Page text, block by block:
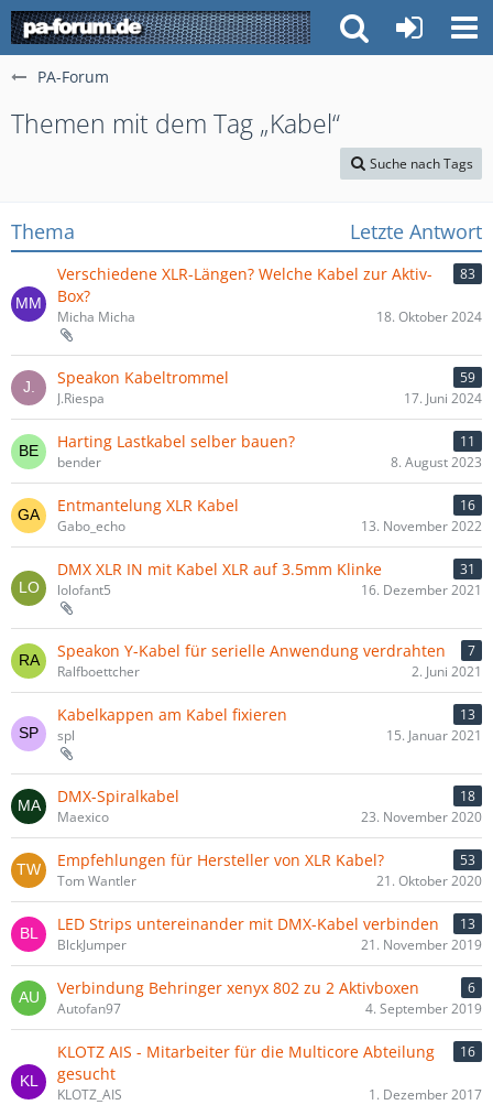
PA-Forum
Themen mit dem Tag „Kabel“
Suche nach Tags
Thema Letzte Antwort
Verschiedene XLR-Längen? Welche Kabel zur Aktiv-
Box?
83
Micha Micha 18. Oktober 2024
Speakon Kabeltrommel
59
J.Riespa
17. Juni 2024
Harting Lastkabel selber bauen?
11
bender
8. August 2023
Entmantelung XLR Kabel
16
Gabo_echo
13. November 2022
DMX XLR IN mit Kabel XLR auf 3.5mm Klinke
31
lolofant5
16. Dezember 2021
Speakon Y-Kabel für serielle Anwendung verdrahten
7
Ralfboettcher
2. Juni 2021
Kabelkappen am Kabel fixieren
13
spl
15. Januar 2021
DMX-Spiralkabel
18
Maexico
23. November 2020
Empfehlungen für Hersteller von XLR Kabel?
53
Tom Wantler
21. Oktober 2020
LED Strips untereinander mit DMX-Kabel verbinden
13
BlckJumper
21. November 2019
Verbindung Behringer xenyx 802 zu 2 Aktivboxen
6
Autofan97
4. September 2019
KLOTZ AIS - Mitarbeiter für die Multicore Abteilung
gesucht
16
KLOTZ_AIS 1. Dezember 2017